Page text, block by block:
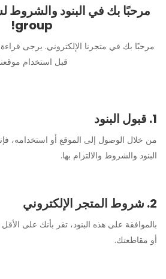
group!
مرحبًا بك في متجرنا الإلكتروني. يرجى قراءة
قبل استخدام
1. قبول البنود
من خلال الوصول إلى الموقع أو استخدامه،
البنود والشروط والالتزام بها.
2. شروط المتجر الإلكتروني
بالموافقة على هذه البنود، تقر بأنك على
أو مقاطعتك.